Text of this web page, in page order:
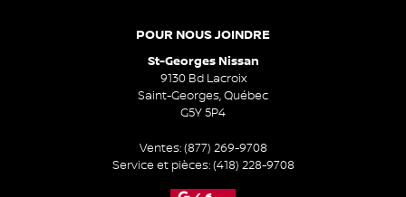
POUR NOUS JOINDRE
St-Georges Nissan
9130 Bd Lacroix
Saint-Georges,Québec
G5Y 5P4
Ventes:(877) 269-9708
Service et pièces:(418) 228-9708